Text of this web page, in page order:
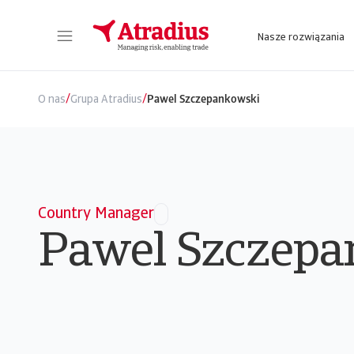
Nasze rozwiązania
O nas/Grupa Atradius/Pawel Szczepankowski
Country Manager
Pawel